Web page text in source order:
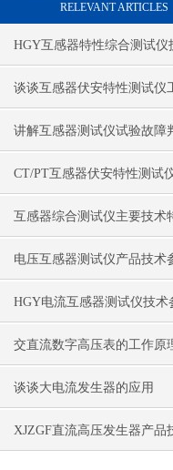
RELEVANT ARTICLES
HGY互感器特性综合测试仪
谈谈互感器伏安特性测试仪
意事项
讲解互感器测试仪试验故障
理
CT/PT互感器伏安特性测试
指标
互感器综合测试仪主要技术
电压互感器测试仪产品技术
HGY电流互感器测试仪技术
交直流数字高压表的工作原
谈谈大电流发生器的应用
XJZGF直流高压发生器产品